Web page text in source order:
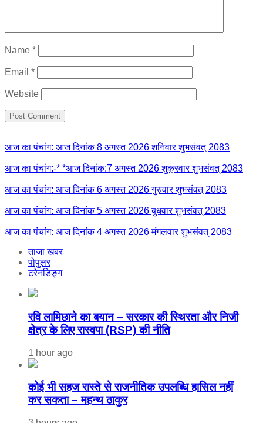
Name *
Email *
Website
आज का पंचांग: आज दिनांक 8 अगस्त 2026 शनिवार शुभसंवत् 2083
आज का पंचांग:-* *आज दिनांक:7 अगस्त 2026 शुक्रवार शुभसंवत् 2083
आज का पंचांग: आज दिनांक 6 अगस्त 2026 गुरुवार शुभसंवत् 2083
आज का पंचांग: आज दिनांक 5 अगस्त 2026 बुधवार शुभसंवत् 2083
आज का पंचांग: आज दिनांक 4 अगस्त 2026 मंगलवार शुभसंवत् 2083
ताजा खबर
पोपुलर
टरेनडिङ्ग
रवि लामिछाने का बयान – सरकार की स्थिरता और निजी
क्षेत्र के लिए रास्वपा (RSP) की नीति
1 hour ago
कोई भी सहज रास्ते से राजनीतिक उपलब्धि हासिल नहीं
कर सकता – महन्थ ठाकुर